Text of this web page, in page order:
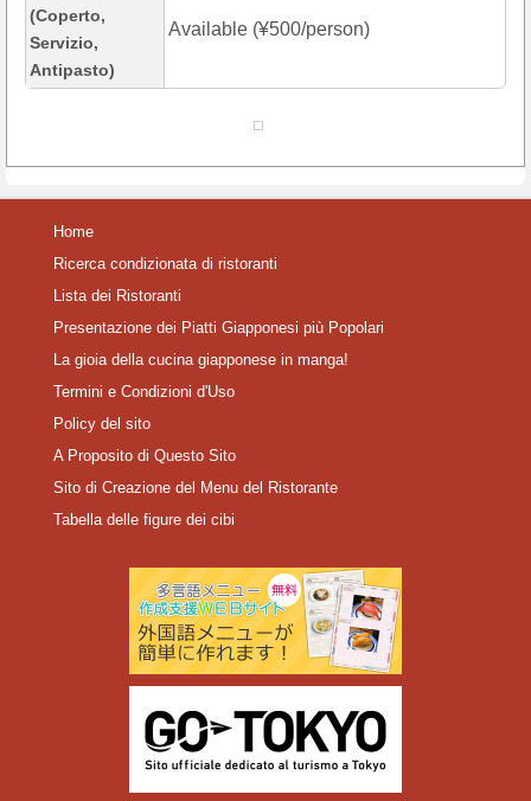
(Coperto,
Servizio,
Antipasto)
Available (¥500/person)
Home
Ricerca condizionata di ristoranti
Lista dei Ristoranti
Presentazione dei Piatti Giapponesi più Popolari
La gioia della cucina giapponese in manga!
Termini e Condizioni d'Uso
Policy del sito
A Proposito di Questo Sito
Sito di Creazione del Menu del Ristorante
Tabella delle figure dei cibi